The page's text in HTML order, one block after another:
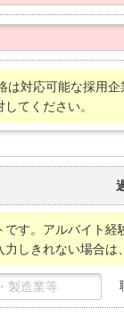
は対応可能な採用
てください。
す。アルバイト
しきれない場合